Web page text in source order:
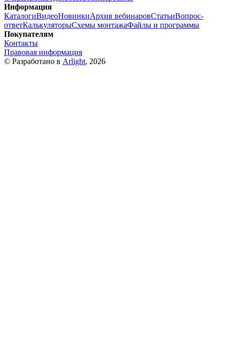
Информация
КаталогиВидеоНовинкиАрхив вебинаровСтатьиВопрос-
ответКалькуляторыСхемы монтажаФайлы и программы
Покупателям
Контакты
Правовая информация
© Разработано в Arlight, 2026